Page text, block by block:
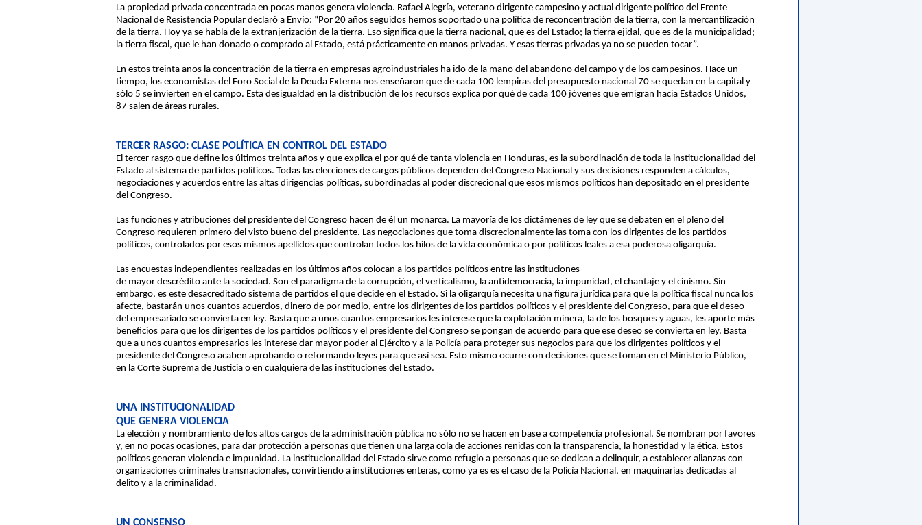
La propiedad privada concentrada en pocas manos genera violencia. Rafael Alegría, veterano dirigente campesino y actual dirigente político del Frente
Nacional de Resistencia Popular declaró a Envío: “Por 20 años seguidos hemos soportado una política de reconcentración de la tierra, con la mercantilización
de la tierra. Hoy ya se habla de la extranjerización de la tierra. Eso significa que la tierra nacional, que es del Estado; la tierra ejidal, que es de la municipalidad;
la tierra fiscal, que le han donado o comprado al Estado, está prácticamente en manos privadas. Y esas tierras privadas ya no se pueden tocar”.
En estos treinta años la concentración de la tierra en empresas agroindustriales ha ido de la mano del abandono del campo y de los campesinos. Hace un
tiempo, los economistas del Foro Social de la Deuda Externa nos enseñaron que de cada 100 lempiras del presupuesto nacional 70 se quedan en la capital y
sólo 5 se invierten en el campo. Esta desigualdad en la distribución de los recursos explica por qué de cada 100 jóvenes que emigran hacia Estados Unidos,
87 salen de áreas rurales.
TERCER RASGO: CLASE POLÍTICA EN CONTROL DEL ESTADO
El tercer rasgo que define los últimos treinta años y que explica el por qué de tanta violencia en Honduras, es la subordinación de toda la institucionalidad del
Estado al sistema de partidos políticos. Todas las elecciones de cargos públicos dependen del Congreso Nacional y sus decisiones responden a cálculos,
negociaciones y acuerdos entre las altas dirigencias políticas, subordinadas al poder discrecional que esos mismos políticos han depositado en el presidente
del Congreso.
Las funciones y atribuciones del presidente del Congreso hacen de él un monarca. La mayoría de los dictámenes de ley que se debaten en el pleno del
Congreso requieren primero del visto bueno del presidente. Las negociaciones que toma discrecionalmente las toma con los dirigentes de los partidos
políticos, controlados por esos mismos apellidos que controlan todos los hilos de la vida económica o por políticos leales a esa poderosa oligarquía.
Las encuestas independientes realizadas en los últimos años colocan a los partidos políticos entre las instituciones
de mayor descrédito ante la sociedad. Son el paradigma de la corrupción, el verticalismo, la antidemocracia, la impunidad, el chantaje y el cinismo. Sin
embargo, es este desacreditado sistema de partidos el que decide en el Estado. Si la oligarquía necesita una figura jurídica para que la política fiscal nunca los
afecte, bastarán unos cuantos acuerdos, dinero de por medio, entre los dirigentes de los partidos políticos y el presidente del Congreso, para que el deseo
del empresariado se convierta en ley. Basta que a unos cuantos empresarios les interese que la explotación minera, la de los bosques y aguas, les aporte más
beneficios para que los dirigentes de los partidos políticos y el presidente del Congreso se pongan de acuerdo para que ese deseo se convierta en ley. Basta
que a unos cuantos empresarios les interese dar mayor poder al Ejército y a la Policía para proteger sus negocios para que los dirigentes políticos y el
presidente del Congreso acaben aprobando o reformando leyes para que así sea. Esto mismo ocurre con decisiones que se toman en el Ministerio Público,
en la Corte Suprema de Justicia o en cualquiera de las instituciones del Estado.
UNA INSTITUCIONALIDAD
QUE GENERA VIOLENCIA
La elección y nombramiento de los altos cargos de la administración pública no sólo no se hacen en base a competencia profesional. Se nombran por favores
y, en no pocas ocasiones, para dar protección a personas que tienen una larga cola de acciones reñidas con la transparencia, la honestidad y la ética. Estos
políticos generan violencia e impunidad. La institucionalidad del Estado sirve como refugio a personas que se dedican a delinquir, a establecer alianzas con
organizaciones criminales transnacionales, convirtiendo a instituciones enteras, como ya es es el caso de la Policía Nacional, en maquinarias dedicadas al
delito y a la criminalidad.